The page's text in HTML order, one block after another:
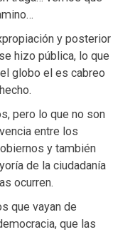
y posterior
hizo pública, lo que
globo el es cabreo
pero lo que no son
entre los
y también
de la ciudadanía
ocurren.
que vayan de
que las